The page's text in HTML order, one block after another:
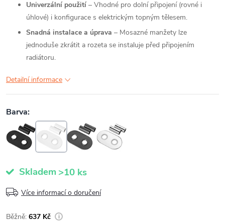
Univerzální použití – Vhodné pro dolní připojení (rovné i
úhlové) i konfigurace s elektrickým topným tělesem.
Snadná instalace a úprava – Mosazné manžety lze
jednoduše zkrátit a rozeta se instaluje před připojením
radiátoru.
Detailní informace
Skladem >10 ks
Více informací o doručení
637 Kč